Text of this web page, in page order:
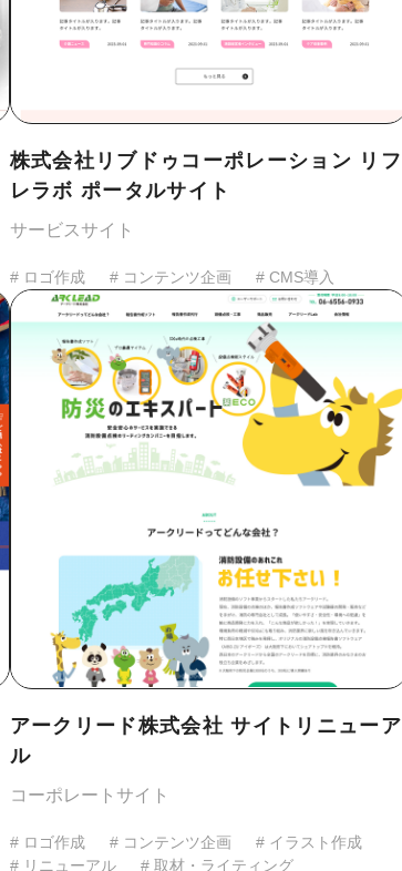
株式会社リブドゥコーポレーション リフ
レラボ ポータルサイト
サービスサイト
# ロゴ作成 # コンテンツ企画 # CMS導入
アークリード株式会社 サイトリニューア
ル
コーポレートサイト
# ロゴ作成 # コンテンツ企画
# イラスト作成
# リニューアル
# 取材・ライティング